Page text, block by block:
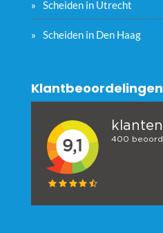
Scheiden in Utrecht
Scheiden in Den Haag
Klantbeoordelingen